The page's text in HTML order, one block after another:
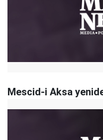
Mescid-i Aksa